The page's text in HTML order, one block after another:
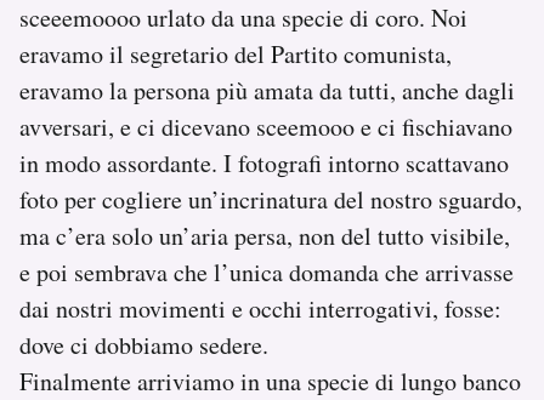
sceeemoooo urlato da una specie di coro. Noi
eravamo il segretario del Partito comunista,
eravamo la persona più amata da tutti, anche dagli
avversari, e ci dicevano sceemooo e ci fischiavano
in modo assordante. I fotografi intorno scattavano
foto per cogliere un’incrinatura del nostro sguardo,
ma c’era solo un’aria persa, non del tutto visibile,
e poi sembrava che l’unica domanda che arrivasse
dai nostri movimenti e occhi interrogativi, fosse:
dove ci dobbiamo sedere.
Finalmente arriviamo in una specie di lungo banco